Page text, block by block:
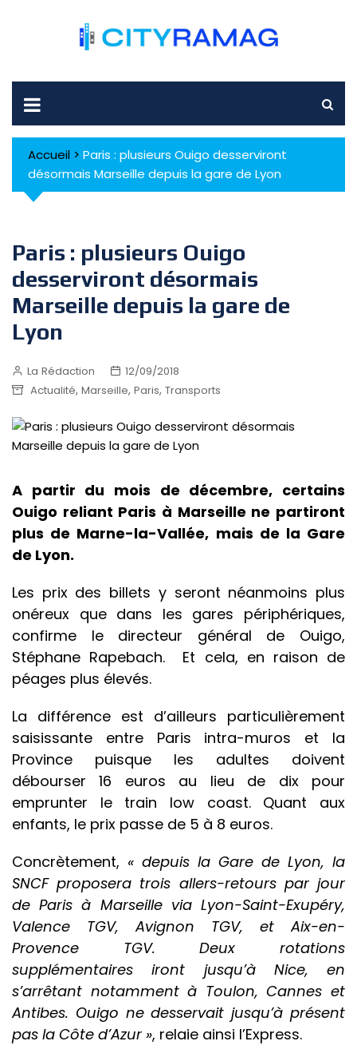
Accueil > Paris : plusieurs Ouigo desserviront
désormais Marseille depuis la gare de Lyon
Paris : plusieurs Ouigo
desserviront désormais
Marseille depuis la gare de
Lyon
La Rédaction
12/09/2018
Actualité, Marseille, Paris, Transports
A partir du mois de décembre, certains
Ouigo reliant Paris à Marseille ne partiront
plus de Marne-la-Vallée, mais de la Gare
de Lyon.
Les prix des billets y seront néanmoins plus
onéreux que dans les gares périphériques,
confirme le directeur général de Ouigo,
Stéphane Rapebach. Et cela, en raison de
péages plus élevés.
La différence est d’ailleurs particulièrement
saisissante entre Paris intra-muros et la
Province puisque les adultes doivent
débourser 16 euros au lieu de dix pour
emprunter le train low coast. Quant aux
enfants, le prix passe de 5 à 8 euros.
Concrètement, « depuis la Gare de Lyon, la
SNCF proposera trois allers-retours par jour
de Paris à Marseille via Lyon-Saint-Exupéry,
Valence TGV, Avignon TGV, et Aix-en-
Provence TGV. Deux rotations
supplémentaires iront jusqu’à Nice, en
s’arrêtant notamment à Toulon, Cannes et
Antibes. Ouigo ne desservait jusqu’à présent
pas la Côte d’Azur », relaie ainsi l’Express.